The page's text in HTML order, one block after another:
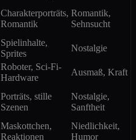
Charakterporträts,
Romantik
Romantik,
Sehnsucht
Spielinhalte,
Sprites
Nostalgie
Roboter, Sci-Fi-
Hardware
Ausmaß, Kraft
Porträts, stille
Szenen
Nostalgie,
Sanftheit
Maskottchen,
Reaktionen
Niedlichkeit,
Humor